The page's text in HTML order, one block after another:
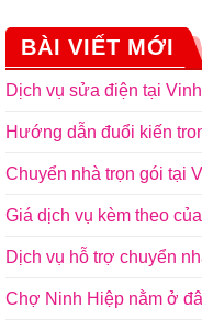
BÀI VIẾT MỚI
Dịch vụ sửa điện tại
Hướng dẫn đuổi kiến
Chuyển nhà trọn gói tại
Giá dịch vụ kèm theo
Dịch vụ hỗ trợ chuyển
Chợ Ninh Hiệp nằm ở